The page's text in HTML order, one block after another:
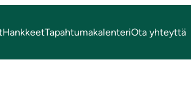
HankkeetTapahtumakalenteriOta yhteyttä